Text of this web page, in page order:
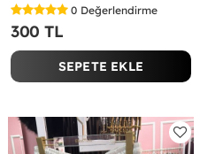
0 Değerlendirme
300 TL
SEPETE EKLE